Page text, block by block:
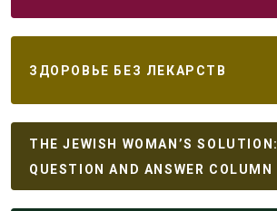
ЗДОРОВЬЕ БЕЗ ЛЕКАРСТВ
THE JEWISH WOMAN’S SOLUTION:
QUESTION AND ANSWER COLUMN